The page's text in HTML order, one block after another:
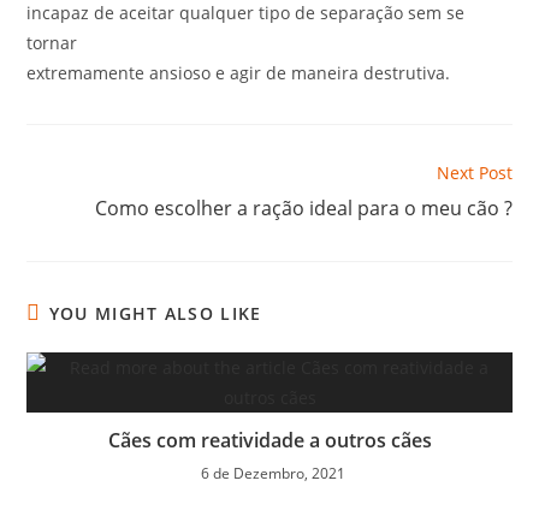
incapaz de aceitar qualquer tipo de separação sem se
tornar
extremamente ansioso e agir de maneira destrutiva.
Next Post
Como escolher a ração ideal para o meu cão ?
YOU MIGHT ALSO LIKE
Cães com reatividade a outros cães
6 de Dezembro, 2021